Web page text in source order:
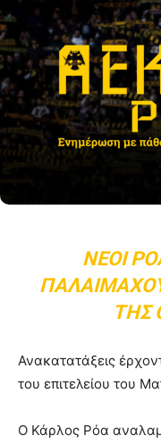
ΝΈΟΙ
ΤΗΣ
Ανακατατάξεις
του επιτελείου του
Ο Κάρλος Ρόα